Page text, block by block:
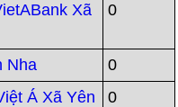
Xã
0
Nha
0
Á Xã Yên
0